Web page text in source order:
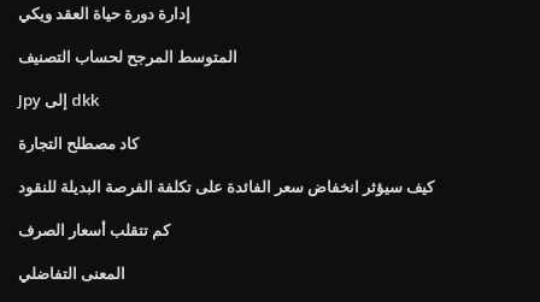
إدارة دورة حياة العقد ويكي
المتوسط ​​المرجح لحساب التصنيف
Jpy إلى dkk
كاد مصطلح التجارة
كيف سيؤثر انخفاض سعر الفائدة على تكلفة الفرصة البديلة للنقود
كم تتقلب أسعار الصرف
المعنى التفاضلي